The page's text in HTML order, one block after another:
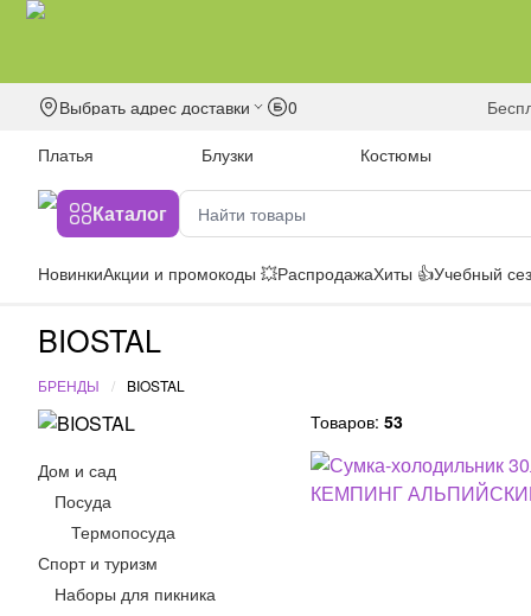
Выбрать адрес доставки 0
Платья
Блузки Костюмы
Каталог
НовинкиАкции и промокоды 💥РаспродажаХиты 👍Учебный
BIOSTAL
БРЕНДЫ BIOSTAL
Дом и сад
Посуда
Термопосуда
Спорт и туризм
Наборы для пикника
Товаров: 53